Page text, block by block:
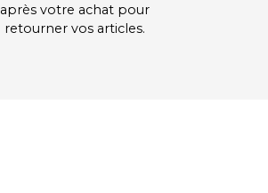
après votre achat pour
retourner vos articles.